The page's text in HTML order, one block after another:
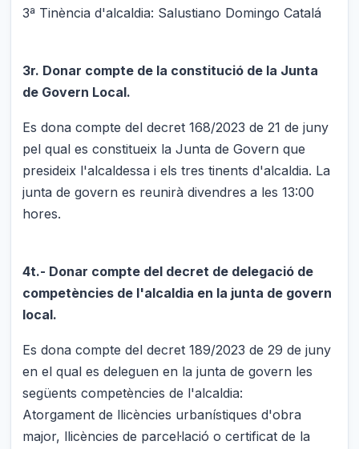
3ª Tinència d'alcaldia: Salustiano Domingo Catalá
3r. Donar compte de la constitució de la Junta
de Govern Local.
Es dona compte del decret 168/2023 de 21 de juny
pel qual es constitueix la Junta de Govern que
presideix l'alcaldessa i els tres tinents d'alcaldia. La
junta de govern es reunirà divendres a les 13:00
hores.
4t.- Donar compte del decret de delegació de
competències de l'alcaldia en la junta de govern
local.
Es dona compte del decret 189/2023 de 29 de juny
en el qual es deleguen en la junta de govern les
següents competències de l'alcaldia:
Atorgament de llicències urbanístiques d'obra
major, llicències de parcel·lació o certificat de la